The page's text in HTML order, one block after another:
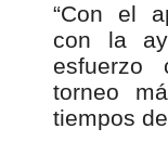
“Con el
con la
esfuerzo
torneo
tiempos